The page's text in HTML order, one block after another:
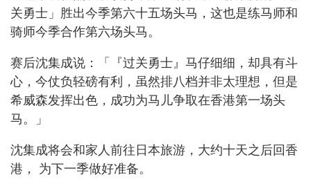
关勇士」胜出今季第六十五场头马，这也是练马师和
骑师今季合作第六场头马。
赛后沈集成说：「『过关勇士』马仔细细，却具有斗
心，今仗负轻磅有利，虽然排八档并非太理想，但是
希威森发挥出色，成功为马儿争取在香港第一场头
马。」
沈集成将会和家人前往日本旅游，大约十天之后回香
港， 为下一季做好准备。